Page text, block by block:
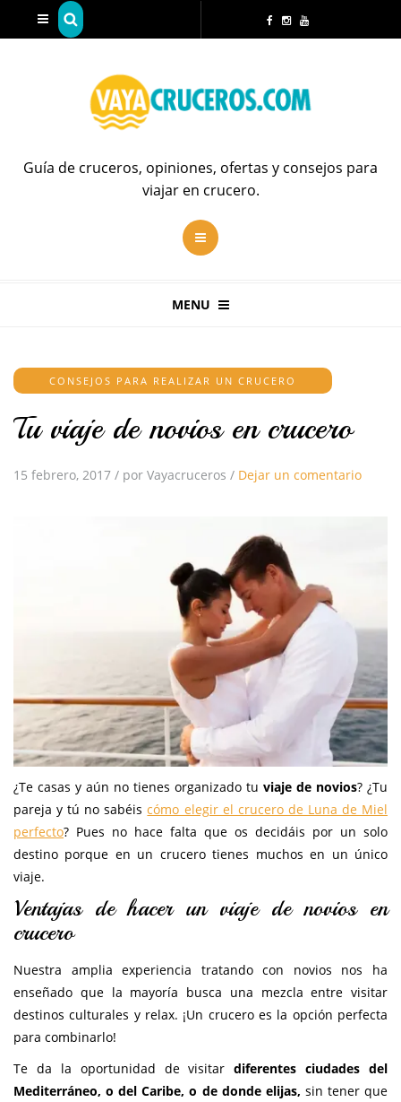
Guía de cruceros, opiniones, ofertas y consejos para
viajar en crucero.
MENU
CONSEJOS PARA REALIZAR UN CRUCERO
Tu viaje de novios en crucero
15 febrero, 2017 / por Vayacruceros / Dejar un comentario
¿Te casas y aún no tienes organizado tu viaje de novios? ¿Tu
pareja y tú no sabéiscómo elegir el crucero de Luna de Miel
perfecto? Pues no hace falta que os decidáis por un solo
destino porque en un crucero tienes muchos en un único
viaje.
Ventajas de hacer un viaje de novios en
crucero
Nuestra amplia experiencia tratando con novios nos ha
enseñado que la mayoría busca una mezcla entre visitar
destinos culturales y relax. ¡Un crucero es la opción perfecta
para combinarlo!
Te da la oportunidad de visitardiferentes ciudades del
Mediterráneo, o del Caribe, o de donde elijas, sin tener que